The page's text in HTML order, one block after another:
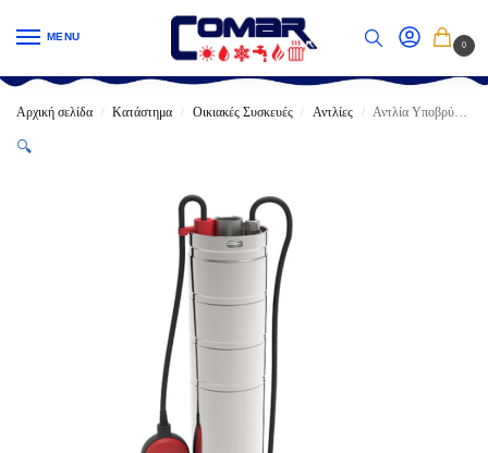
MENU
0
Αρχική σελίδα / Κατάστημα / Οικιακές Συσκευές / Αντλίες / Αντλία Υποβρύχια ZONAS HYDROP Για Στέρνες και Πηγάδια Ø125 (5HDE3-10S/5HDE3-20T)
🔍